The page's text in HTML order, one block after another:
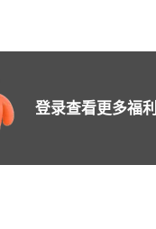
登录查看更多福